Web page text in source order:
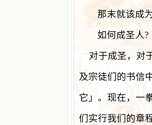
那末就该成
如何成圣人?
对于成圣，对
及宗徒们的书信
它」。现在，一
们实行我们的章